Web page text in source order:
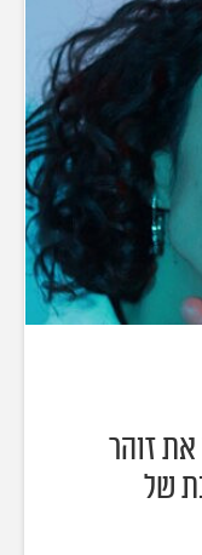
זוהר
של